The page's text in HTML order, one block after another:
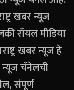
खबर न्यूज
रॉयल मीडिया
खबर न्यूज हे
न्यूज चॅनेलची
संपूर्ण